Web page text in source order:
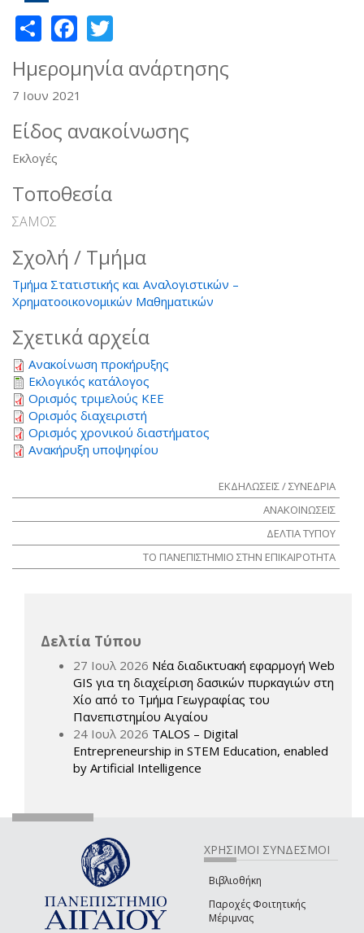
ShareFacebook
Ημερομηνία ανάρτησης
7 Ιουν 2021
Είδος ανακοίνωσης
Εκλογές
Τοποθεσία
ΣΑΜΟΣ
Σχολή / Τμήμα
Τμήμα Στατιστικής και Αναλογιστικών –
Χρηματοοικονομικών Μαθηματικών
Σχετικά αρχεία
Ανακοίνωση προκήρυξης
Εκλογικός κατάλογος
Ορισμός τριμελούς ΚΕΕ
Ορισμός διαχειριστή
Ορισμός χρονικού διαστήματος
Ανακήρυξη υποψηφίου
ΕΚΔΗΛΩΣΕΙΣ / ΣΥΝΕΔΡΙΑ
ΑΝΑΚΟΙΝΩΣΕΙΣ
ΔΕΛΤΙΑ ΤΥΠΟΥ
ΤΟ ΠΑΝΕΠΙΣΤΗΜΙΟ ΣΤΗΝ ΕΠΙΚΑΙΡΟΤΗΤΑ
Δελτία Τύπου
27 Ιουλ 2026 Νέα διαδικτυακή εφαρμογή Web
GIS για τη διαχείριση δασικών πυρκαγιών στη
Χίο από το Τμήμα Γεωγραφίας του
Πανεπιστημίου Αιγαίου
24 Ιουλ 2026 TALOS – Digital
Entrepreneurship in STEM Education, enabled
by Artificial Intelligence
ΧΡΗΣΙΜΟΙ ΣΥΝΔΕΣΜΟΙ
Βιβλιοθήκη
Παροχές Φοιτητικής
Μέριμνας